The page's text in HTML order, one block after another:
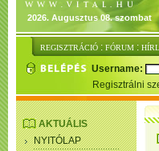
2026. Augusztus 08. szombat
REGISZTRÁCIÓ : FÓRUM :
Username:
Regisztrálni
AKTUÁLIS
NYITÓLAP